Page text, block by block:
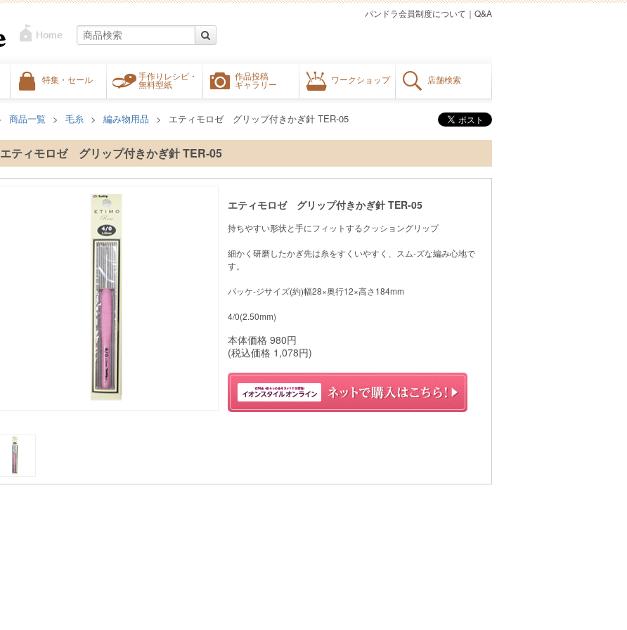
特集・セール
手作りレシピ・
無料型紙
作品投稿
ギャラリー
ワークショップ 店舗検索
Q&A
｜
パンドラ会員制度について
商品一覧 毛糸 編み物用品 エティモロゼ グリップ付きかぎ針 TER-05
エティモロゼ グリップ付きかぎ針 TER-05
エティモロゼ グリップ付きかぎ針 TER-05
持ちやすい形状と手にフィットするクッショングリップ
細かく研磨したかぎ先は糸をすくいやすく、スム-ズな編み心地で
す。
パッケ-ジサイズ(約)幅28×奥行12×高さ184mm
4/0(2.50mm)
本体価格 980円
(税込価格 1,078円)